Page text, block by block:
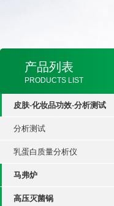
产品列表
PRODUCTS LIST
皮肤-化妆品功效-分析测试
分析测试
乳蛋白质量分析仪
马弗炉
高压灭菌锅